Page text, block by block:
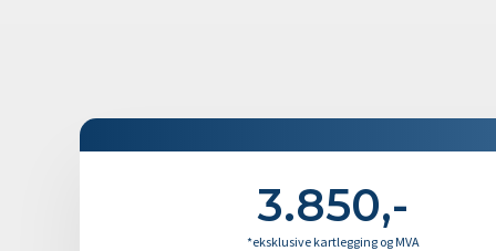
3.850,-
*eksklusive kartlegging og MVA